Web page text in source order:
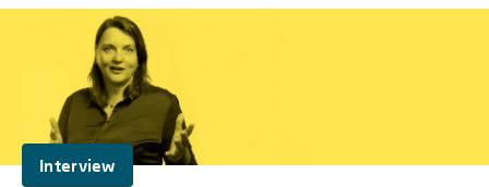
Interview